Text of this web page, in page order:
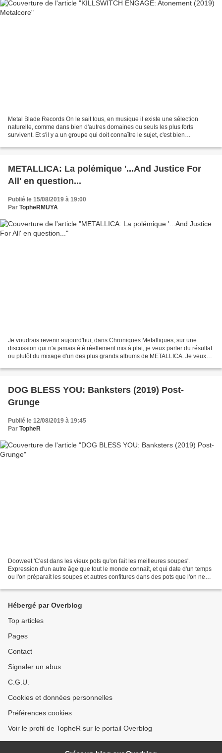
Metal Blade Records On le sait tous, en musique il existe une sélection
naturelle, comme dans bien d'autres domaines ou seuls les plus forts
survivent. Et s'il y a un groupe qui doit connaître le sujet, c'est bien
METALLICA: La polémique '...And Justice For
All' en question...
Publié le 15/08/2019 à 19:00
Par TopheRMUYA
Je voudrais revenir aujourd'hui, dans Chroniques Metalliques, sur une
discussion qui n'a jamais été réellement mis à plat, je veux parler du résultat
ou plutôt du mixage d'un des plus grands albums de METALLICA. Je veux
DOG BLESS YOU: Banksters (2019) Post-
Grunge
Publié le 12/08/2019 à 19:45
Par TopheR
Dooweet 'C'est dans les vieux pots qu'on fait les meilleures soupes'.
Expression d'un autre âge que tout le monde connaît, et qui date d'un temps
ou l'on préparait les soupes et autres confitures dans des pots que l'on ne
Hébergé par Overblog
Top articles
Pages
Contact
Signaler un abus
C.G.U.
Cookies et données personnelles
Préférences cookies
Voir le profil de TopheR sur le portail Overblog